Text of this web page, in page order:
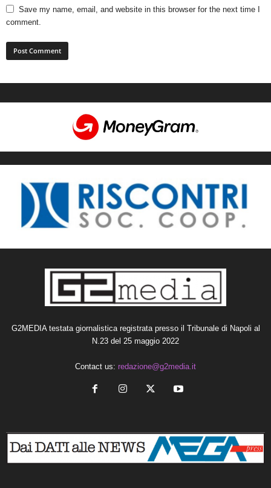
Save my name, email, and website in this browser for the next time I
comment.
G2MEDIA testata giornalistica registrata presso il Tribunale di Napoli al
N.23 del 25 maggio 2022
Contact us: redazione@g2media.it